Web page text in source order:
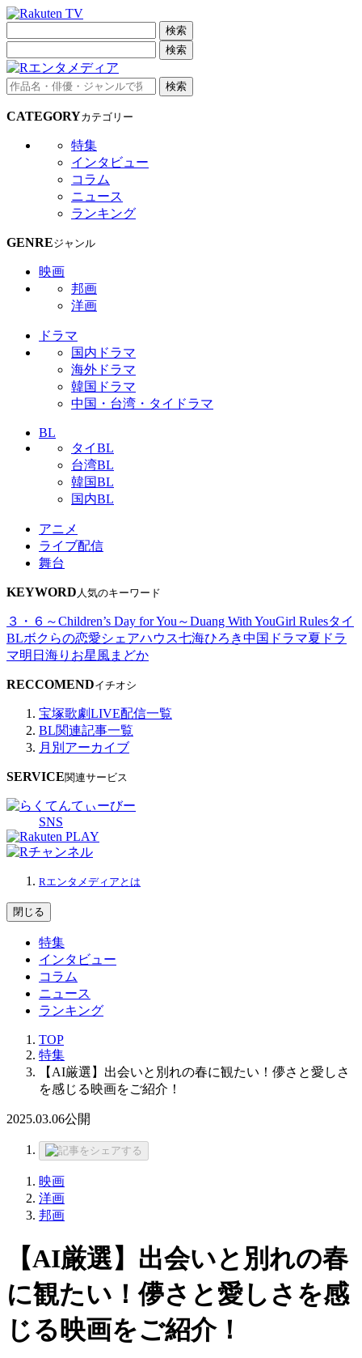
検索
検索
検索
CATEGORYカテゴリー
特集
インタビュー
コラム
ニュース
ランキング
GENREジャンル
映画
邦画
洋画
ドラマ
国内ドラマ
海外ドラマ
韓国ドラマ
中国・台湾・タイドラマ
BL
タイBL
台湾BL
韓国BL
国内BL
アニメ
ライブ配信
舞台
KEYWORD 人気のキーワード
３・６～Children’s Day for You～Duang With YouGirl Rulesタイ
BLボクらの恋愛シェアハウス七海ひろき中国ドラマ夏ドラ
マ明日海りお星風まどか
RECCOMENDイチオシ
宝塚歌劇LIVE配信一覧
BL関連記事一覧
月別アーカイブ
SERVICE関連サービス
SNS
Rエンタメディアとは
閉じる
特集
インタビュー
コラム
ニュース
ランキング
TOP
特集
【AI厳選】出会いと別れの春に観たい！儚さと愛しさ
を感じる映画をご紹介！
2025.03.06公開
映画
洋画
邦画
【AI厳選】出会いと別れの春
に観たい！儚さと愛しさを感
じる映画をご紹介！